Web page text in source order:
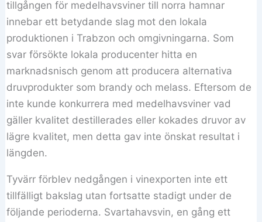
tillgången för medelhavsviner till norra hamnar
innebar ett betydande slag mot den lokala
produktionen i Trabzon och omgivningarna. Som
svar försökte lokala producenter hitta en
marknadsnisch genom att producera alternativa
druvprodukter som brandy och melass. Eftersom de
inte kunde konkurrera med medelhavsviner vad
gäller kvalitet destillerades eller kokades druvor av
lägre kvalitet, men detta gav inte önskat resultat i
längden.
Tyvärr förblev nedgången i vinexporten inte ett
tillfälligt bakslag utan fortsatte stadigt under de
följande perioderna. Svartahavsvin, en gång ett